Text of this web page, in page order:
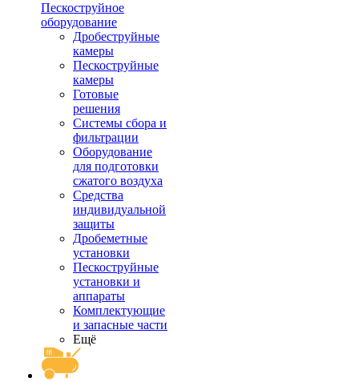
Пескоструйное
оборудование
Дробеструйные
камеры
Пескоструйные
камеры
Готовые
решения
Системы сбора и
фильтрации
Оборудование
для подготовки
сжатого воздуха
Средства
индивидуальной
защиты
Дробеметные
установки
Пескоструйные
установки и
аппараты
Комплектующие
и запасные части
Ещё